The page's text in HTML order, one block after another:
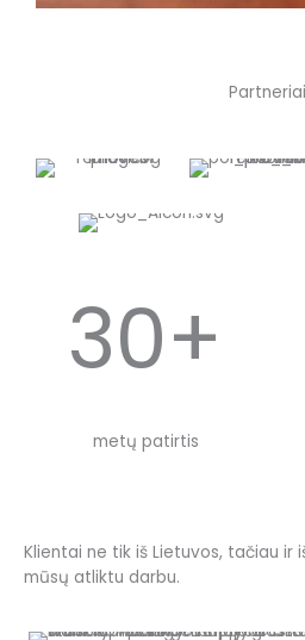
Partneriai
30+
metų patirtis
Klientai ne tik iš Lietuvos, tačiau ir
mūsų atliktu darbu.